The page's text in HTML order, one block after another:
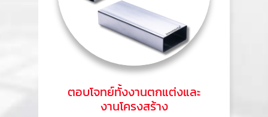
ตอบโจทย์ทั้งงานตกแต่งและ
งานโครงสร้าง